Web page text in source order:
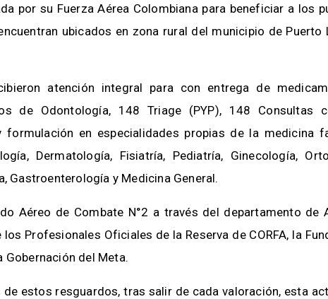
por su Fuerza Aérea Colombiana para beneficiar a los
ubicados en zona rural del municipio de Puerto
atención integral para con entrega de
de Odontología, 148 Triage (PYP), 148 Consultas
en especialidades propias de la medicina
Dermatología, Fisiatría, Pediatría, Ginecología,
Gastroenterología y Medicina General.
Aéreo de Combate N°2 a través del departamento de
Profesionales Oficiales de la Reserva de CORFA, la
Gobernación del Meta.
estos resguardos, tras salir de cada valoración, esta